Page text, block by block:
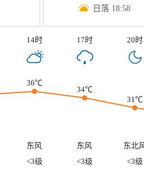
日落 18:58
14时 17时 20时
36℃
34℃
31℃
东风 东风
东北
<3级 <3级 <3级